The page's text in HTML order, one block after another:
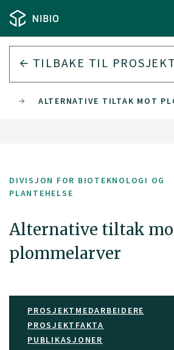
TILBAKE TIL
ALTERNATIVE TILTAK MOT
DIVISJON FOR BIOTEKNOLOGI OG
PLANTEHELSE
Alternative tiltak
plommelarver
PROSJEKTMEDARBEIDERE
PROSJEKTFAKTA
PUBLIKASJONER